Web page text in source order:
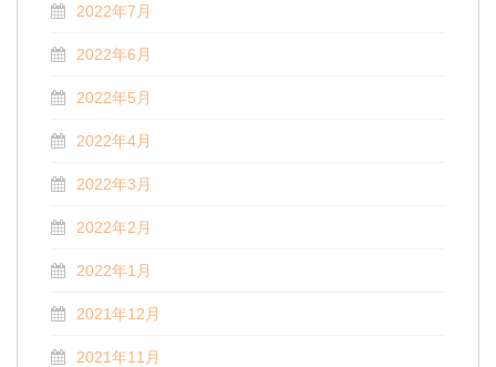
2022年7月
2022年6月
2022年5月
2022年4月
2022年3月
2022年2月
2022年1月
2021年12月
2021年11月